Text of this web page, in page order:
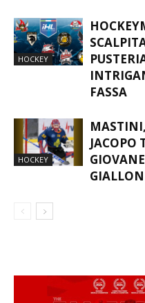
HOCKEY
FASSA
HOCKEY
JACOPO